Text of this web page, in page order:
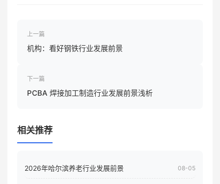
上一篇
机构：看好钢铁行业发展前景
下一篇
PCBA 焊接加工制造行业发展前景浅析
相关推荐
2026年哈尔滨养老行业发展前景 08-05